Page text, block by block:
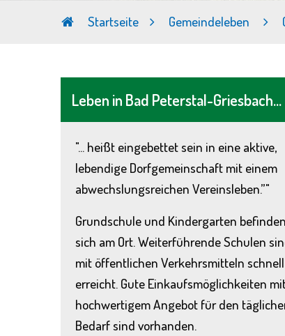
Startseite Gemeindeleben
Leben in Bad Peterstal-Griesbach...
"... heißt eingebettet sein in eine aktive,
lebendige Dorfgemeinschaft mit einem
abwechslungsreichen Vereinsleben.”"
Grundschule und Kindergarten befinden
sich am Ort. Weiterführende Schulen
mit öffentlichen Verkehrsmitteln schnell
erreicht. Gute Einkaufsmöglichkeiten
hochwertigem Angebot für den
Bedarf sind vorhanden.